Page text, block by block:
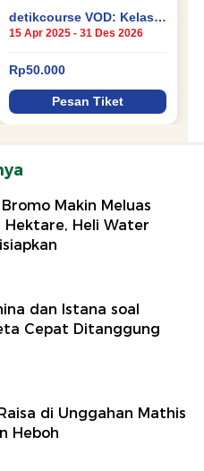
Makin Meluas
Hektare, Heli Water
dan Istana soal
Cepat Ditanggung
di Unggahan Mathis
Heboh